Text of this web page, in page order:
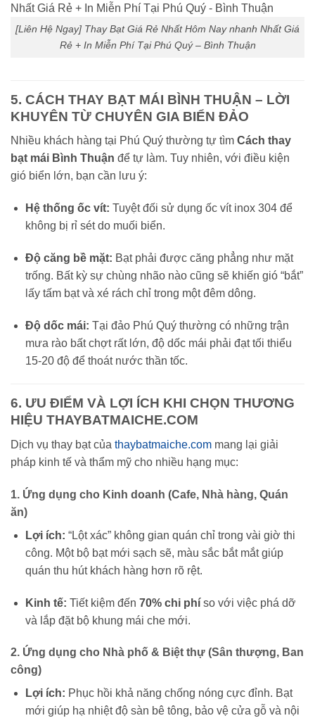
[Liên Hệ Ngay] Thay Bạt Giá Rẻ Nhất Hôm Nay nhanh Nhất Giá
Rẻ + In Miễn Phí Tại Phú Quý – Bình Thuận
5. CÁCH THAY BẠT MÁI BÌNH THUẬN – LỜI
KHUYÊN TỪ CHUYÊN GIA BIỂN ĐẢO
Nhiều khách hàng tại Phú Quý thường tự tìm Cách thay
bạt mái Bình Thuận để tự làm. Tuy nhiên, với điều kiện
gió biển lớn, bạn cần lưu ý:
Hệ thống ốc vít: Tuyệt đối sử dụng ốc vít inox 304 để
không bị rỉ sét do muối biển.
Độ căng bề mặt: Bạt phải được căng phẳng như mặt
trống. Bất kỳ sự chùng nhão nào cũng sẽ khiến gió “bắt”
lấy tấm bạt và xé rách chỉ trong một đêm dông.
Độ dốc mái: Tại đảo Phú Quý thường có những trận
mưa rào bất chợt rất lớn, độ dốc mái phải đạt tối thiểu
15-20 độ để thoát nước thần tốc.
6. ƯU ĐIỂM VÀ LỢI ÍCH KHI CHỌN THƯƠNG
HIỆU THAYBATMAICHE.COM
Dịch vụ thay bạt của thaybatmaiche.com mang lại giải
pháp kinh tế và thẩm mỹ cho nhiều hạng mục:
1. Ứng dụng cho Kinh doanh (Cafe, Nhà hàng, Quán
ăn)
Lợi ích: “Lột xác” không gian quán chỉ trong vài giờ thi
công. Một bộ bạt mới sạch sẽ, màu sắc bắt mắt giúp
quán thu hút khách hàng hơn rõ rệt.
Kinh tế: Tiết kiệm đến 70% chi phíso với việc phá dỡ
và lắp đặt bộ khung mái che mới.
2. Ứng dụng cho Nhà phố & Biệt thự (Sân thượng, Ban
công)
Lợi ích: Phục hồi khả năng chống nóng cực đỉnh. Bạt
mới giúp hạ nhiệt độ sàn bê tông, bảo vệ cửa gỗ và nội